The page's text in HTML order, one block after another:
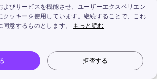
声を無料ですぐに真似できます。
音声を変換し、無料でダウンロード
。
の言語の音声を自動生成できます。
よびサービスを機能させ、ユーザーエクスペリエン
クッキーを使用しています。継続することで、これ
意するものとします。
もっと読む
拒否する